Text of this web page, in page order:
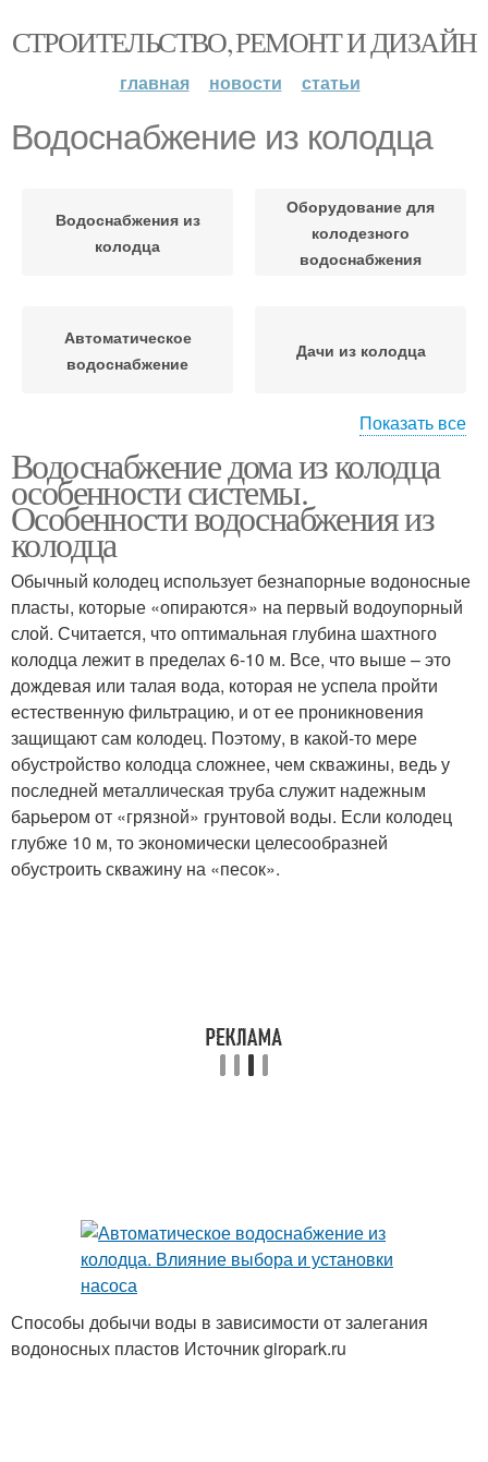
СТРОИТЕЛЬСТВО, РЕМОНТ И ДИЗАЙН
главная новости статьи
Водоснабжение из колодца
Водоснабжения из
колодца
Оборудование для
колодезного
водоснабжения
Автоматическое
водоснабжение
Дачи из колодца
Воды из колодца Личный колодец
Станция для летнего
водоснабжения
Водопровод из колодца
Зимний водоснабжение Насосы для колодцев
Водоснабжения от
колодца
Автономное
водоснабжение
Показать все
Водоснабжение дома из колодца
особенности системы.
Особенности водоснабжения из
колодца
Обычный колодец использует безнапорные водоносные
пласты, которые «опираются» на первый водоупорный
слой. Считается, что оптимальная глубина шахтного
колодца лежит в пределах 6-10 м. Все, что выше – это
дождевая или талая вода, которая не успела пройти
естественную фильтрацию, и от ее проникновения
защищают сам колодец. Поэтому, в какой-то мере
обустройство колодца сложнее, чем скважины, ведь у
последней металлическая труба служит надежным
барьером от «грязной» грунтовой воды. Если колодец
глубже 10 м, то экономически целесообразней
обустроить скважину на «песок».
Способы добычи воды в зависимости от залегания
водоносных пластов Источник giropark.ru